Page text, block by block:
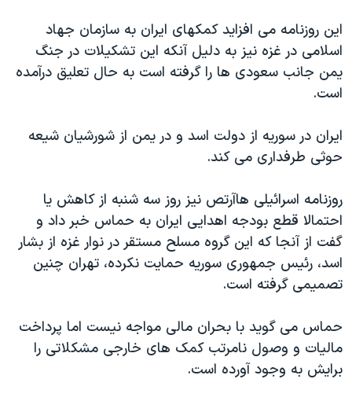
سفر پرزیدنت ترامپ به چین
این روزنامه می افزاید کمکهای ایران به سازمان جهاد
اسلامی در غزه نیز به دلیل آنکه این تشکیلات در جنگ
یمن جانب سعودی ها را گرفته است به حال تعلیق درآمده
است.
ایران در سوریه از دولت اسد و در یمن از شورشیان شیعه
حوثی طرفداری می کند.
روزنامه اسرائیلی هاآرتص نیز روز سه شنبه از کاهش یا
احتمالا قطع بودجه اهدایی ایران به حماس خبر داد و
گفت از آنجا که این گروه مسلح مستقر در نوار غزه از بشار
اسد، رئیس جمهوری سوریه حمایت نکرده، تهران چنین
تصمیمی گرفته است.
حماس می گوید با بحران مالی مواجه نیست اما پرداخت
مالیات و وصول نامرتب کمک های خارجی مشکلاتی را
برایش به وجود آورده است.